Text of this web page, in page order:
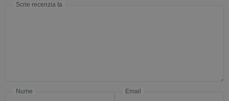
Scrie recenzia ta
Nume Email